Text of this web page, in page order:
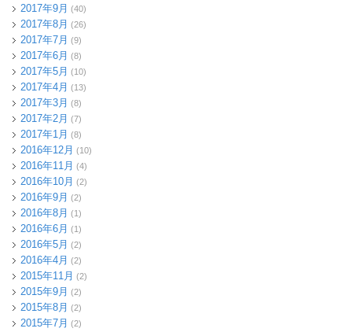
2017年9月 (40)
2017年8月 (26)
2017年7月 (9)
2017年6月 (8)
2017年5月 (10)
2017年4月 (13)
2017年3月 (8)
2017年2月 (7)
2017年1月 (8)
2016年12月 (10)
2016年11月 (4)
2016年10月 (2)
2016年9月 (2)
2016年8月 (1)
2016年6月 (1)
2016年5月 (2)
2016年4月 (2)
2015年11月 (2)
2015年9月 (2)
2015年8月 (2)
2015年7月 (2)